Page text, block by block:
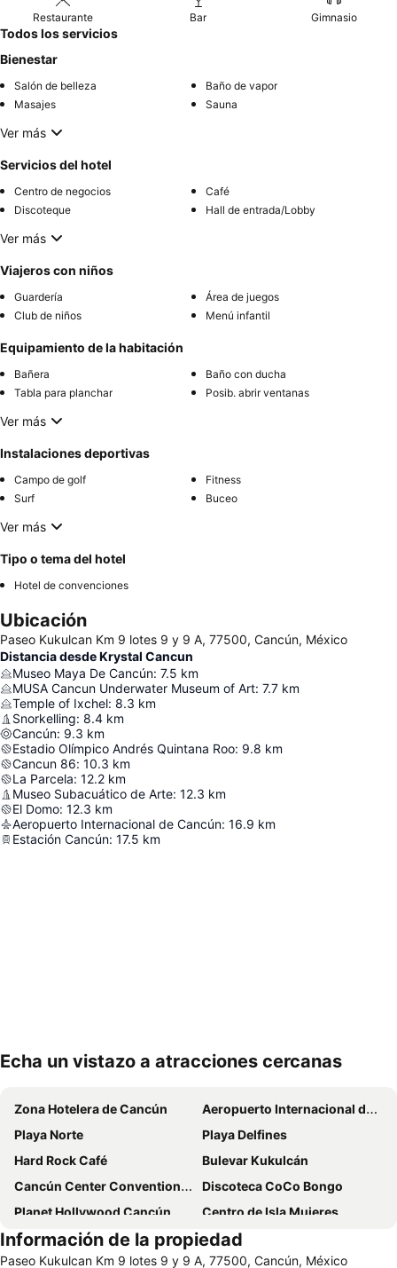
Restaurante Bar Gimnasio
Todos los servicios
Bienestar
Salón de belleza
Baño de vapor
Masajes
Sauna
Ver más
Servicios del hotel
Centro de negocios
Café
Discoteque
Hall de entrada/Lobby
Ver más
Viajeros con niños
Guardería
Área de juegos
Club de niños
Menú infantil
Equipamiento de la habitación
Bañera
Baño con ducha
Tabla para planchar
Posib. abrir ventanas
Ver más
Instalaciones deportivas
Campo de golf
Fitness
Surf
Buceo
Ver más
Tipo o tema del hotel
Hotel de convenciones
Ubicación
Paseo Kukulcan Km 9 lotes 9 y 9 A, 77500, Cancún, México
Distancia desde Krystal Cancun
Museo Maya De Cancún: 7.5 km
MUSA Cancun Underwater Museum of Art: 7.7 km
Temple of Ixchel: 8.3 km
Snorkelling: 8.4 km
Cancún: 9.3 km
Estadio Olímpico Andrés Quintana Roo: 9.8 km
Cancun 86: 10.3 km
La Parcela: 12.2 km
Museo Subacuático de Arte: 12.3 km
El Domo: 12.3 km
Aeropuerto Internacional de Cancún: 16.9 km
Estación Cancún: 17.5 km
Echa un vistazo a atracciones cercanas
Zona Hotelera de Cancún
Aeropuerto Internacional de Cancún
Playa Norte
Playa Delfines
Hard Rock Café
Bulevar Kukulcán
Cancún Center Conventions & Exhibitions
Discoteca CoCo Bongo
Planet Hollywood Cancún
Centro de Isla Mujeres
Plaza La Isla
Terminal de autobuses de Cancún
Cancún Travel Mart & Mexico Summit
Mercado 28
Información de la propiedad
Paseo Kukulcan Km 9 lotes 9 y 9 A, 77500, Cancún, México